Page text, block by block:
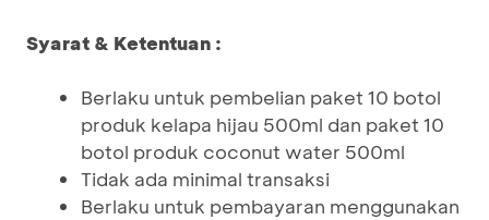
Syarat & Ketentuan :
Berlaku untuk pembelian paket 10 botol
produk kelapa hijau 500ml dan paket 10
botol produk coconut water 500ml
Tidak ada minimal transaksi
Berlaku untuk pembayaran menggunakan